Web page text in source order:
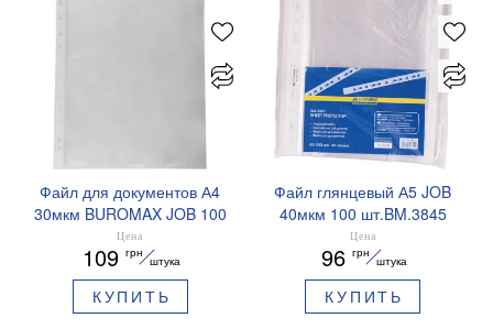
Файл для документов А4
30мкм BUROMAX JOB 100
шт.BM.3800
Цена
109 грн
штука
КУПИТЬ
Файл глянцевый А5 JOB
40мкм 100 шт.BM.3845
Buromax
Цена
96 грн
штука
КУПИТЬ